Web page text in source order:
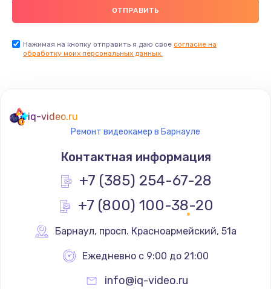
Нажимая на кнопку отправить я даю свое согласие на
обработку моих персональных данных.
iq-video.ru
Ремонт видеокамер в Барнауле
Контактная информация
+7 (385) 254-67-28
+7 (800) 100-38-20
Барнаул, просп. Красноармейский, 51а
Ежедневно с 9:00 до 21:00
info@iq-video.ru